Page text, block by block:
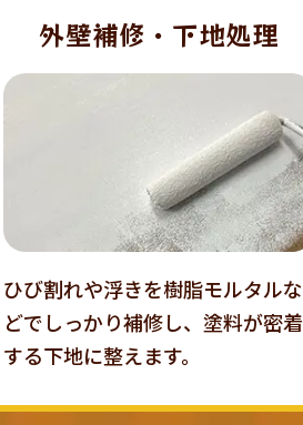
外壁補修・下地処理
ひび割れや浮きを樹脂モルタルな
どでしっかり補修し、塗料が密着
する下地に整えます。